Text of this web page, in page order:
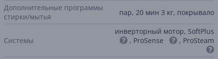
Дополнительные программы
стирки/мытья
пар, 20 мин 3 кг, покрывало
Системы
инверторный мотор, SoftPlus
, ProSense
, ProSteam